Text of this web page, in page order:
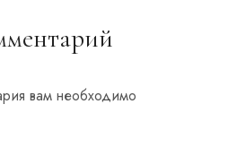
вам необходимо